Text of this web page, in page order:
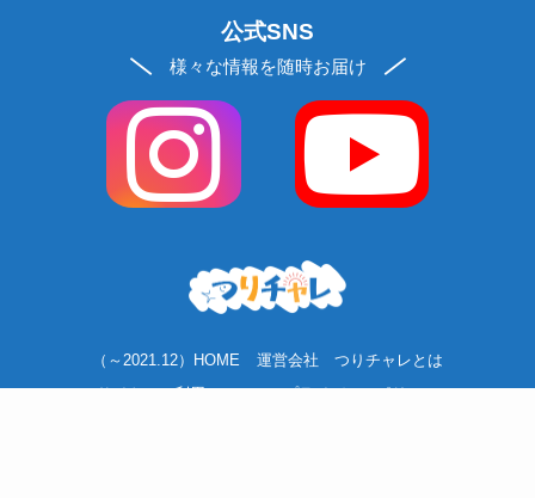
公式SNS
様々な情報を随時お届け
（～2021.12）HOME 運営会社
つりチャレとは
サイトのご利用について
プライバシーポリシー